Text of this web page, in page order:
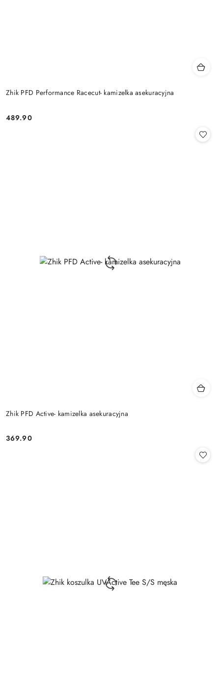
Zhik PFD Performance Racecut- kamizelka asekuracyjna
Cena:
489.90
Zhik PFD Active- kamizelka asekuracyjna
Cena:
369.90